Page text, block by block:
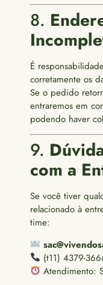
8.
É
corretamente os
Se o pedido
entraremos em
podendo haver
9.
com a
Se você tiver
relacionado à
time:
(t11) 4379-
Atendimento: